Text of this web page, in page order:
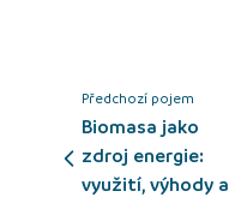
Předchozí pojem
Biomasa jako
zdroj energie:
využití, výhody a